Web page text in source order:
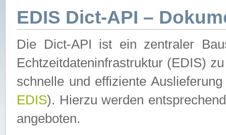
EDIS Dict-API –
Die Dict-API ist ein zentraler
Echtzeitdateninfrastruktur (EDIS)
schnelle und effiziente
EDIS). Hierzu werden
angeboten.